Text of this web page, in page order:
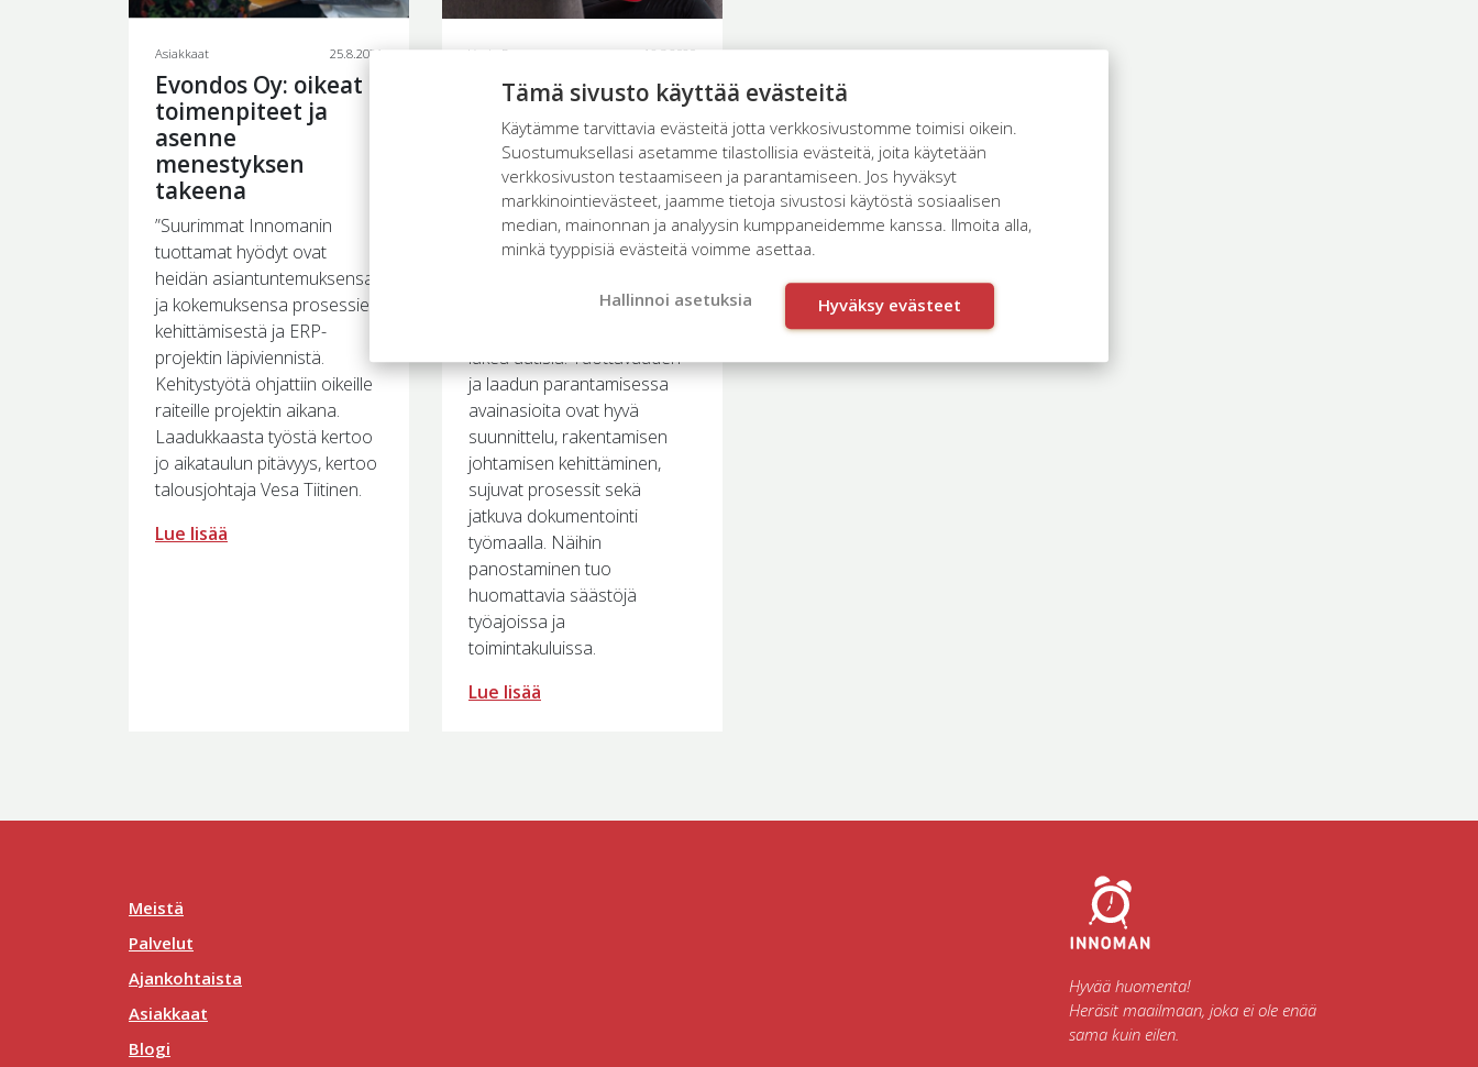
Tämä sivusto käyttää evästeitä
Käytämme tarvittavia evästeitä jotta verkkosivustomme toimisi oikein.
Suostumuksellasi asetamme tilastollisia evästeitä, joita käytetään
verkkosivuston testaamiseen ja parantamiseen. Jos hyväksyt
markkinointievästeet, jaamme tietoja sivustosi käytöstä sosiaalisen
median, mainonnan ja analyysin kumppaneidemme kanssa. Ilmoita alla,
minkä tyyppisiä evästeitä voimme asettaa.
Hallinnoi asetuksia Hyväksy evästeet
Asiakkaat 25.8.2021
Evondos Oy: oikeat
toimenpiteet ja
asenne
menestyksen
takeena
”Suurimmat Innomanin
tuottamat hyödyt ovat
heidän asiantuntemuksensa
ja kokemuksensa prosessien
kehittämisestä ja ERP-
projektin läpiviennistä.
Kehitystyötä ohjattiin oikeille
raiteille projektin aikana.
Laadukkaasta työstä kertoo
jo aikataulun pitävyys, kertoo
talousjohtaja Vesa Tiitinen.
Lue lisää
Venla Berg 16.3.2020
Sujuva
rakennusprojekti
tuo säästöjä
Työn tuottavuus
rakentamisen toimialalla on
huomattavasti alempi kuin
muilla toimialoilla
liittyy paljon laatuongelmia,
lukea uutisia. Tuottavuuden
ja laadun parantamisessa
avainasioita ovat hyvä
suunnittelu, rakentamisen
johtamisen kehittäminen,
sujuvat prosessit sekä
jatkuva dokumentointi
työmaalla. Näihin
panostaminen tuo
huomattavia säästöjä
työajoissa ja
toimintakuluissa.
Lue lisää
Meistä
Palvelut
Ajankohtaista
Asiakkaat
Blogi
Hyvää huomenta!
Heräsit maailmaan, joka ei ole enää
sama kuin eilen.